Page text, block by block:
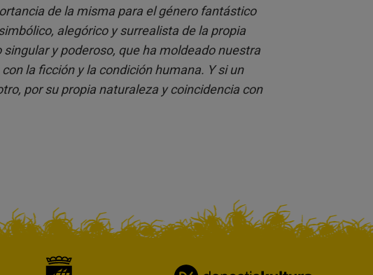
de la misma para el género fantástico
alegórico y surrealista de la propia
y poderoso, que ha moldeado nuestra
la ficción y la condición humana. Y si un
por su propia naturaleza y coincidencia con